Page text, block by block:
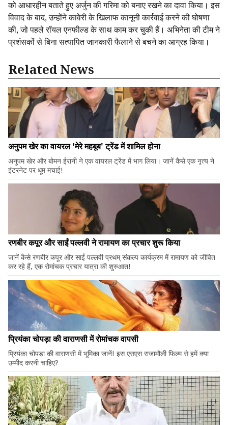
को आधारहीन बताते हुए अर्जुन की गरिमा को बनाए रखने का दावा किया। इस
विवाद के बाद, उन्होंने कावेरी के खिलाफ कानूनी कार्रवाई करने की घोषणा
की, जो पहले रॉयल एनफील्ड के साथ काम कर चुकी हैं। अभिनेता की टीम ने
प्रशंसकों से बिना सत्यापित जानकारी फैलाने से बचने का आग्रह किया।
Related News
अनुपम खेर का वायरल 'मेरे महबूब' ट्रेंड में शामिल होना
अनुपम खेर और बोमन ईरानी ने एक वायरल ट्रेंड में भाग लिया। जानें कैसे एक नृत्य ने
इंटरनेट पर धूम मचाई!
रणबीर कपूर और साईं पल्लवी ने रामायण का प्रचार शुरू किया
जानें कैसे रणबीर कपूर और साईं पल्लवी प्रथम् संकल्प कार्यक्रम में रामायण को जीवित
कर रहे हैं, एक रोमांचक प्रचार यात्रा की शुरुआत!
प्रियंका चोपड़ा की वाराणसी में रोमांचक वापसी
प्रियंका चोपड़ा की वाराणसी में भूमिका जानें! इस एसएस राजामौली फिल्म से हमें क्या
उम्मीद करनी चाहिए?